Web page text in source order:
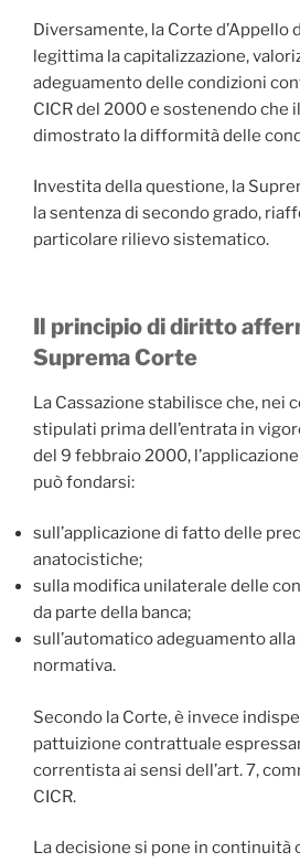
Diversamente, la Corte d’Appello
legittima la capitalizzazione,
adeguamento delle condizioni
CICR del 2000 e sostenendo che
dimostrato la difformità delle
Investita della questione, la
la sentenza di secondo grado,
particolare rilievo sistematico.
Il principio di diritto
Suprema Corte
La Cassazione stabilisce che, nei
stipulati prima dell’entrata in
del 9 febbraio 2000,
può fondarsi:
sull’applicazione di fatto delle
anatocistiche;
sulla modifica unilaterale delle
da parte della banca;
sull’automatico adeguamento
normativa.
Secondo la Corte, è invece
pattuizione contrattuale
correntista ai sensi dell’art. 7,
CICR.
La decisione si pone in